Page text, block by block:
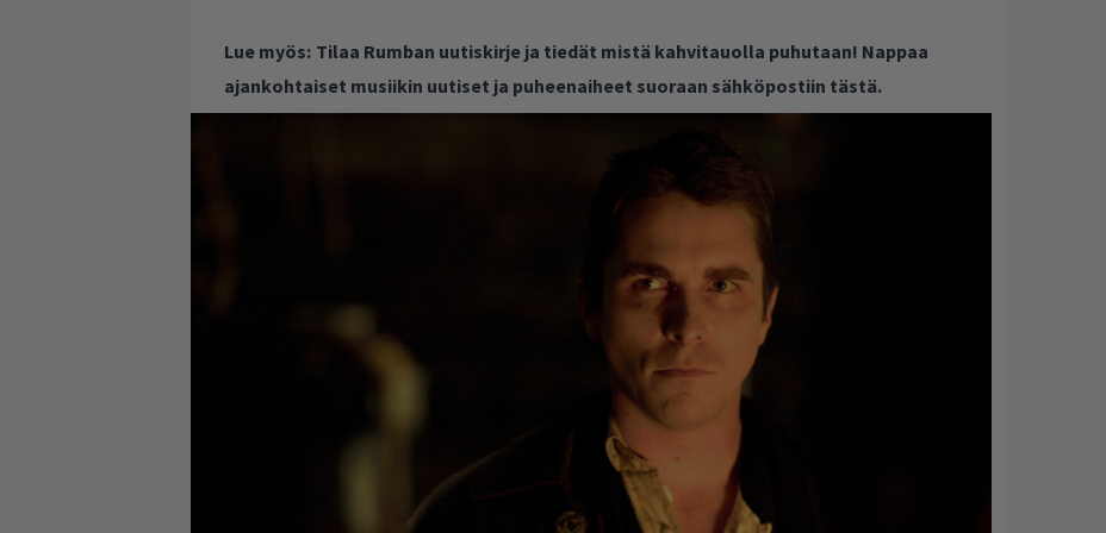
Lue myös: Tilaa Rumban uutiskirje ja tiedät mistä kahvitauolla puhutaan! Nappaa
ajankohtaiset musiikin uutiset ja puheenaiheet suoraan sähköpostiin tästä.